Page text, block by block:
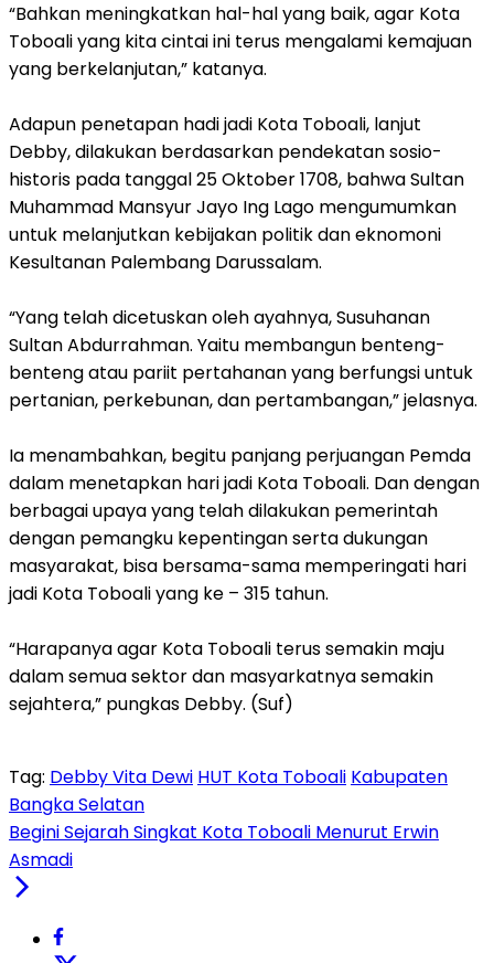
“Bahkan meningkatkan hal-hal yang baik, agar Kota
Toboali yang kita cintai ini terus mengalami kemajuan
yang berkelanjutan,” katanya.
Adapun penetapan hadi jadi Kota Toboali, lanjut
Debby, dilakukan berdasarkan pendekatan sosio-
historis pada tanggal 25 Oktober 1708, bahwa Sultan
Muhammad Mansyur Jayo Ing Lago mengumumkan
untuk melanjutkan kebijakan politik dan eknomoni
Kesultanan Palembang Darussalam.
“Yang telah dicetuskan oleh ayahnya, Susuhanan
Sultan Abdurrahman. Yaitu membangun benteng-
benteng atau pariit pertahanan yang berfungsi untuk
pertanian, perkebunan, dan pertambangan,” jelasnya.
Ia menambahkan, begitu panjang perjuangan Pemda
dalam menetapkan hari jadi Kota Toboali. Dan dengan
berbagai upaya yang telah dilakukan pemerintah
dengan pemangku kepentingan serta dukungan
masyarakat, bisa bersama-sama memperingati hari
jadi Kota Toboali yang ke – 315 tahun.
“Harapanya agar Kota Toboali terus semakin maju
dalam semua sektor dan masyarkatnya semakin
sejahtera,” pungkas Debby. (Suf)
Tag: Debby Vita Dewi HUT Kota Toboali Kabupaten
Bangka Selatan
Begini Sejarah Singkat Kota Toboali Menurut Erwin
Asmadi